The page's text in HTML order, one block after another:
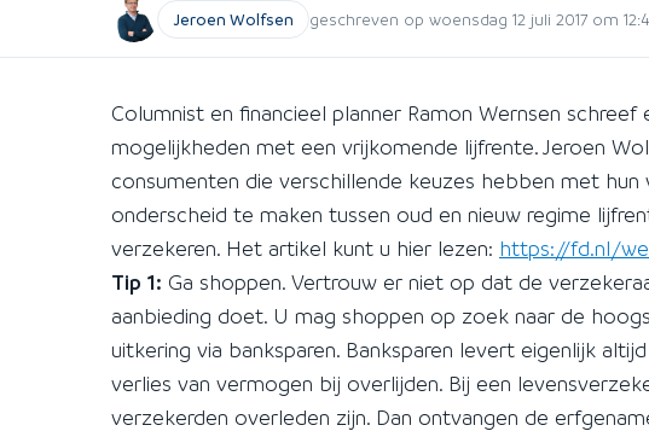
Jeroen Wolfsen geschreven op woensdag 12 juli 2017 om
Columnist en financieel planner Ramon Wernsen
mogelijkheden met een vrijkomende lijfrente. Jeroen
consumenten die verschillende keuzes hebben met
onderscheid te maken tussen oud en nieuw regime
verzekeren. Het artikel kunt u hier lezen: https://fd.nl/
Tip 1: Ga shoppen. Vertrouw er niet op dat de
aanbieding doet. U mag shoppen op zoek naar de
uitkering via banksparen. Banksparen levert eigenlijk
verlies van vermogen bij overlijden. Bij een
verzekerden overleden zijn. Dan ontvangen de